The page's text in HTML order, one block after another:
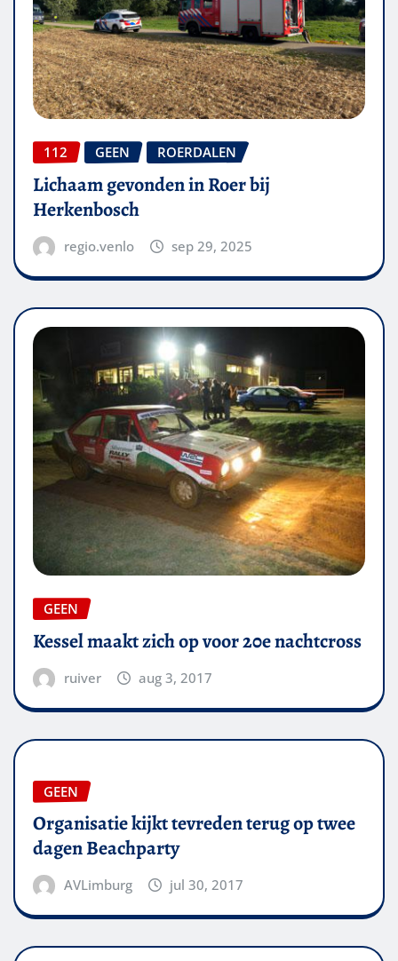
112 GEEN ROERDALEN
Lichaam gevonden in Roer bij
Herkenbosch
regio.venlo sep 29, 2025
GEEN
Kessel maakt zich op voor 20e nachtcross
ruiver aug 3, 2017
GEEN
Organisatie kijkt tevreden terug op twee
dagen Beachparty
AVLimburg jul 30, 2017